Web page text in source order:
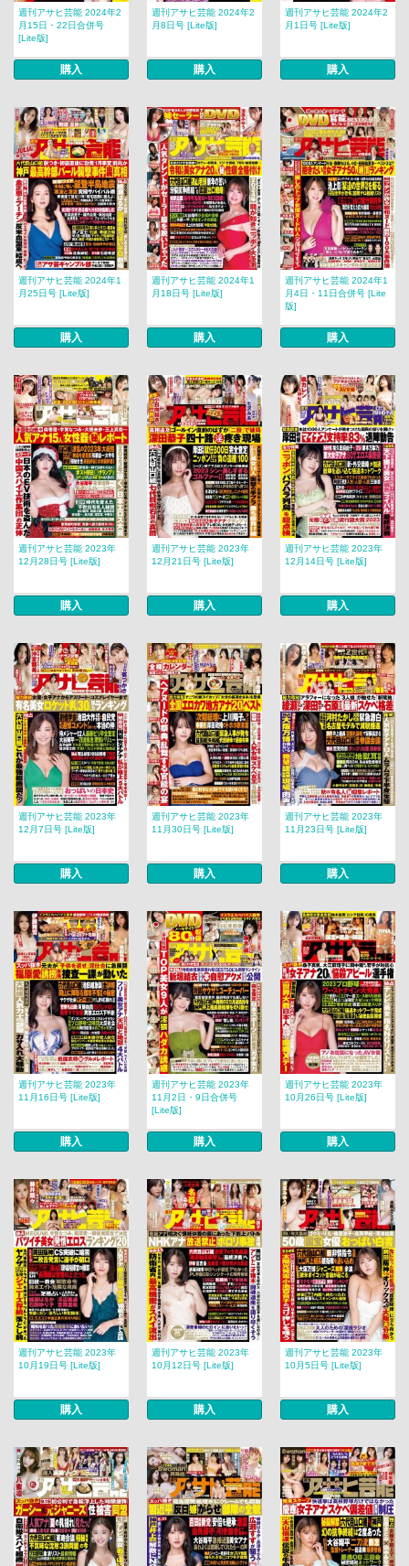
週刊アサヒ芸能 2024年2
月15日・22日合併号
[Lite版]
購入
週刊アサヒ芸能 2024年2
月8日号 [Lite版]
購入
週刊アサヒ芸能 2024年2
月1日号 [Lite版]
購入
週刊アサヒ芸能 2024年1
月25日号 [Lite版]
購入
週刊アサヒ芸能 2024年1
月18日号 [Lite版]
購入
週刊アサヒ芸能 2024年1
月4日・11日合併号 [Lite
版]
購入
週刊アサヒ芸能 2023年
12月28日号 [Lite版]
購入
週刊アサヒ芸能 2023年
12月21日号 [Lite版]
購入
週刊アサヒ芸能 2023年
12月14日号 [Lite版]
購入
週刊アサヒ芸能 2023年
12月7日号 [Lite版]
購入
週刊アサヒ芸能 2023年
11月30日号 [Lite版]
購入
週刊アサヒ芸能 2023年
11月23日号 [Lite版]
購入
週刊アサヒ芸能 2023年
11月16日号 [Lite版]
購入
週刊アサヒ芸能 2023年
11月2日・9日合併号
[Lite版]
購入
週刊アサヒ芸能 2023年
10月26日号 [Lite版]
購入
週刊アサヒ芸能 2023年
10月19日号 [Lite版]
購入
週刊アサヒ芸能 2023年
10月12日号 [Lite版]
購入
週刊アサヒ芸能 2023年
10月5日号 [Lite版]
購入